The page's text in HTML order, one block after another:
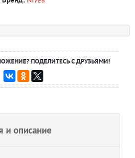
ПОДЕЛИТЕСЬ С ДРУЗЬЯМИ!
описание